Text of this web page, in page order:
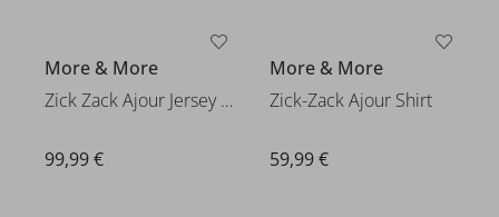
More & More
Zick Zack Ajour Jersey Culotte
99,99 €
More & More
Zick-Zack Ajour Shirt
59,99 €